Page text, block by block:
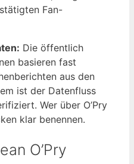
Fan-
Die öffentlich
basieren fast
aus den
ist der Datenfluss
Wer über O’Pry
klar benennen.
O’Pry